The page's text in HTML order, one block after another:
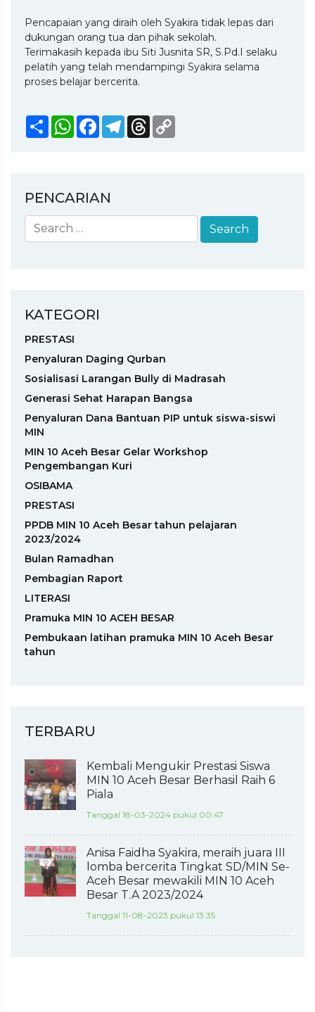
Pencapaian yang diraih oleh Syakira tidak lepas dari
dukungan orang tua dan pihak sekolah.
Terimakasih kepada ibu Siti Jusnita SR, S.Pd.I selaku
pelatih yang telah mendampingi Syakira selama
proses belajar bercerita.
ShareWhatsApp
FacebookTelegram
Threads
PENCARIAN
KATEGORI
PRESTASI
Penyaluran Daging Qurban
Sosialisasi Larangan Bully di Madrasah
Generasi Sehat Harapan Bangsa
Penyaluran Dana Bantuan PIP untuk siswa-siswi
MIN
MIN 10 Aceh Besar Gelar Workshop
Pengembangan Kuri
OSIBAMA
PRESTASI
PPDB MIN 10 Aceh Besar tahun pelajaran
2023/2024
Bulan Ramadhan
Pembagian Raport
LITERASI
Pramuka MIN 10 ACEH BESAR
Pembukaan latihan pramuka MIN 10 Aceh Besar
tahun
TERBARU
Kembali Mengukir Prestasi Siswa
MIN 10 Aceh Besar Berhasil Raih 6
Piala
Tanggal 18-03-2024 pukul 00:47
Anisa Faidha Syakira, meraih juara III
lomba bercerita Tingkat SD/MIN Se-
Aceh Besar mewakili MIN 10 Aceh
Besar T.A 2023/2024
Tanggal 11-08-2023 pukul 13:35